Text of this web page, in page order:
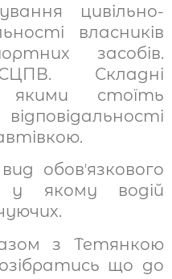
цивільно-
власників
засобів.
Складні
якими стоїть
обовʼязкового
у якому водій
з Тетянкою
що до